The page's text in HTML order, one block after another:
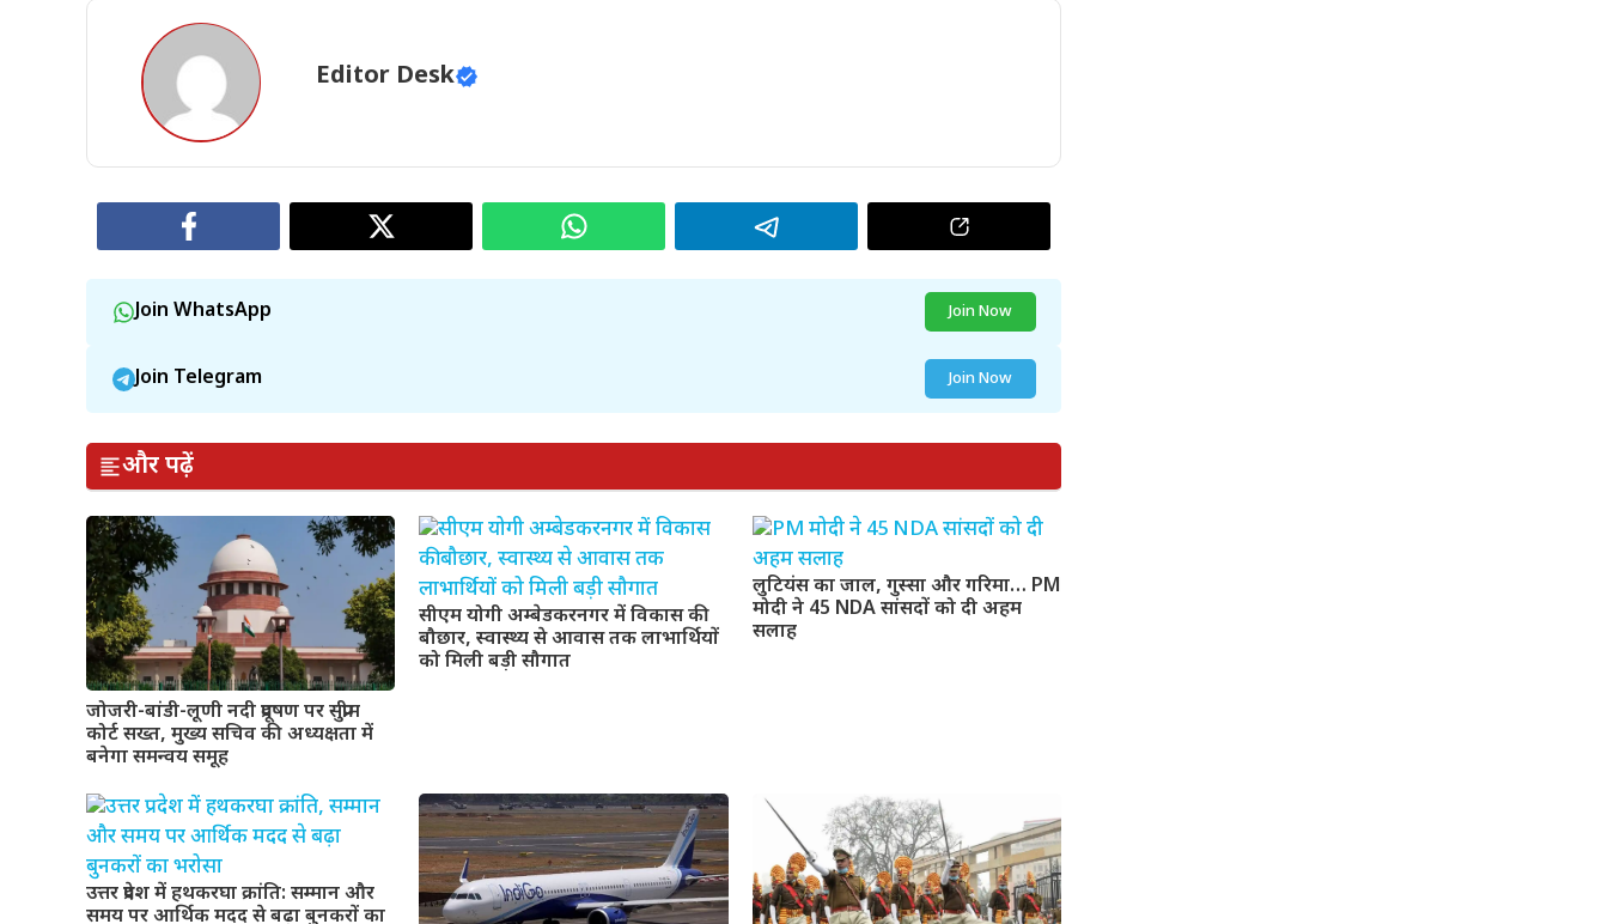
Editor Desk
Join WhatsApp Join Now
Join Telegram Join Now
और पढ़ें
जोजरी-बांडी-लूणी नदी प्रदूषण पर सुप्रीम
कोर्ट सख्त, मुख्य सचिव की अध्यक्षता में
बनेगा समन्वय समूह
सीएम योगी अम्बेडकरनगर में विकास की
बौछार, स्वास्थ्य से आवास तक लाभार्थियों
को मिली बड़ी सौगात
लुटियंस का जाल, गुस्सा और गरिमा… PM
मोदी ने 45 NDA सांसदों को दी अहम
सलाह
उत्तर प्रदेश में हथकरघा क्रांति: सम्मान और
समय पर आर्थिक मदद से बढ़ा बुनकरों का